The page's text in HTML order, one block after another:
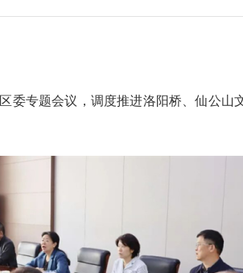
专题会议，调度推进洛阳桥、仙公山